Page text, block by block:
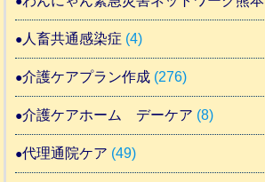
人畜共通感染症 (4)
介護ケアプラン作成 (276)
介護ケアホーム デーケア (8)
代理通院ケア (49)